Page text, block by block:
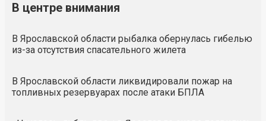
В центре внимания
В Ярославской области рыбалка обернулась гибелью
из-за отсутствия спасательного жилета
В Ярославской области ликвидировали пожар на
топливных резервуарах после атаки БПЛА